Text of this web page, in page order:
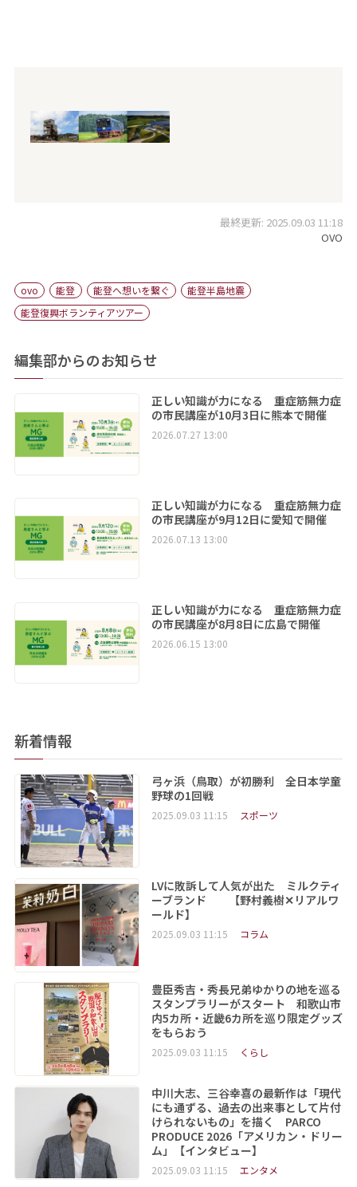
最終更新: 2025.09.03 11:18
OVO
ovo 能登 能登へ想いを繋ぐ
能登半島地震
能登復興ボランティアツアー
編集部からのお知らせ
正しい知識が力になる 重症筋無力症
の市民講座が10月3日に熊本で開催
2026.07.27 13:00
正しい知識が力になる 重症筋無力症
の市民講座が9月12日に愛知で開催
2026.07.13 13:00
正しい知識が力になる 重症筋無力症
の市民講座が8月8日に広島で開催
2026.06.15 13:00
新着情報
弓ヶ浜（鳥取）が初勝利 全日本学童
野球の1回戦
2025.09.03 11:15 スポーツ
LVに敗訴して人気が出た ミルクティ
ーブランド 【野村義樹✕リアルワ
ールド】
2025.09.03 11:15 コラム
豊臣秀吉・秀長兄弟ゆかりの地を巡る
スタンプラリーがスタート 和歌山市
内5カ所・近畿6カ所を巡り限定グッズ
をもらおう
2025.09.03 11:15 くらし
中川大志、三谷幸喜の最新作は「現代
にも通ずる、過去の出来事として片付
けられないもの」を描く PARCO
PRODUCE 2026「アメリカン・ドリー
ム」【インタビュー】
2025.09.03 11:15 エンタメ